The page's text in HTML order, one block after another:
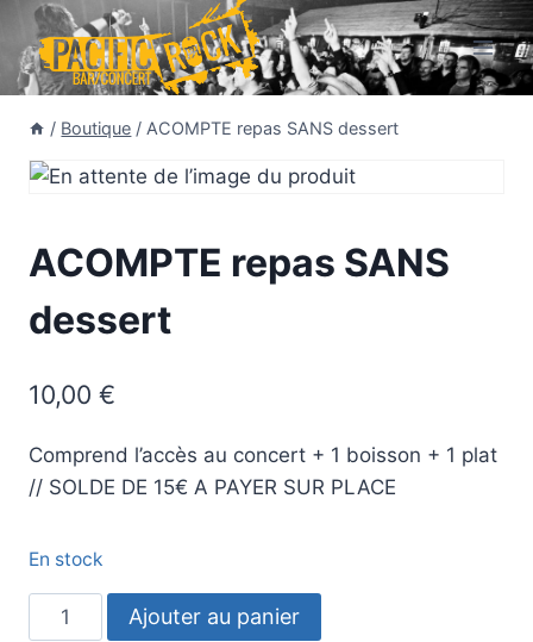
Aller
au
contenu
/ Boutique / ACOMPTE repas SANS dessert
ACOMPTE repas SANS
dessert
10,00 €
Comprend l’accès au concert + 1 boisson + 1 plat
// SOLDE DE 15€ A PAYER SUR PLACE
En stock
quantité
Ajouter au panier